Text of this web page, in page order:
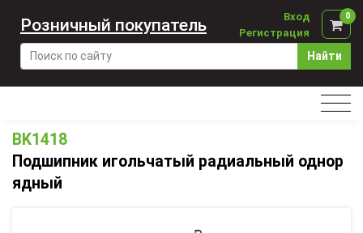
Найти
Вход
Регистрация
0
Розничный покупатель
BK1418
Подшипник игольчатый радиальный однор
ядный